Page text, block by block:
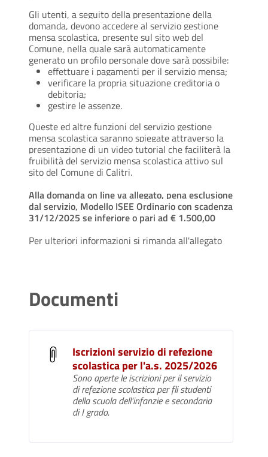
Gli utenti, a seguito della presentazione della
domanda, devono accedere al servizio gestione
mensa scolastica, presente sul sito web del
Comune, nella quale sarà automaticamente
generato un profilo personale dove sarà possibile:
effettuare i pagamenti per il servizio mensa;
verificare la propria situazione creditoria o
debitoria;
gestire le assenze.
Queste ed altre funzioni del servizio gestione
mensa scolastica saranno spiegate attraverso la
presentazione di un video tutorial che faciliterà la
fruibilità del servizio mensa scolastica attivo sul
sito del Comune di Calitri.
Alla domanda on line va allegato, pena esclusione
dal servizio, Modello ISEE Ordinario con scadenza
31/12/2025 se inferiore o pari ad € 1.500,00
Per ulteriori informazioni si rimanda all'allegato
Documenti
Iscrizioni servizio di refezione
scolastica per l'a.s. 2025/2026
Sono aperte le iscrizioni per il servizio
di refezione scolastica per fli studenti
della scuola dell'infanzie e secondaria
di I grado.